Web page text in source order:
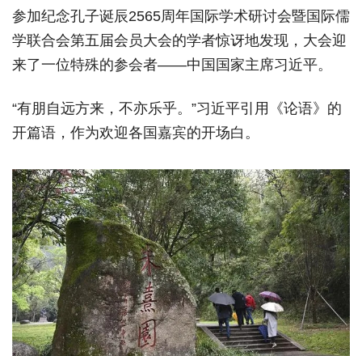
参加纪念孔子诞辰2565周年国际学术研讨会暨国际儒
学联合会第五届会员大会的学者惊讶地发现，大会迎
来了一位特殊的参会者——中国国家主席习近平。
“有朋自远方来，不亦乐乎。”习近平引用《论语》的
开篇语，作为欢迎各国嘉宾的开场白。